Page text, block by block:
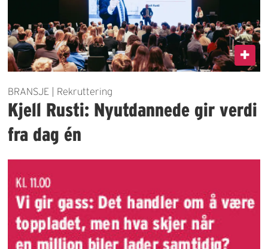
BRANSJE | Rekruttering
Kjell Rusti: Nyutdannede gir verdi
fra dag én